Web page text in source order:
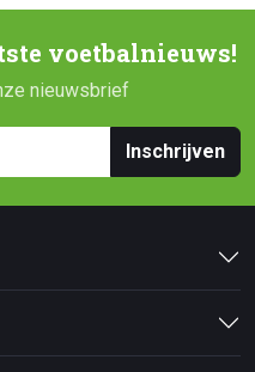
voetbalnieuws!
nieuwsbrief
Inschrijven